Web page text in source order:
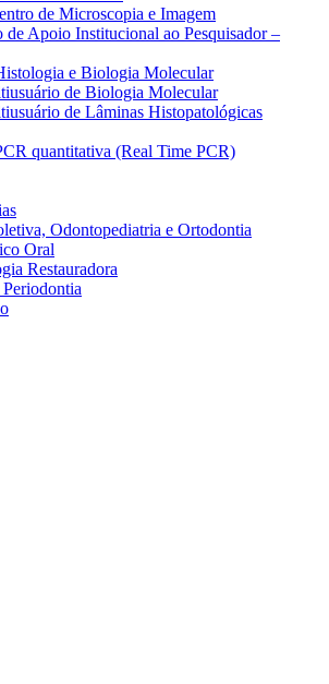
de Microscopia e Imagem
de Apoio Institucional ao Pesquisador –
e Biologia Molecular
de Biologia Molecular
de Lâminas Histopatológicas
quantitativa (Real Time PCR)
Odontopediatria e Ortodontia
Oral
Restauradora
Periodontia